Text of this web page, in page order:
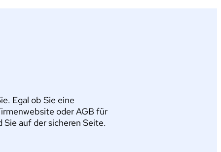
Egal ob Sie eine
oder AGB für
auf der sicheren Seite.